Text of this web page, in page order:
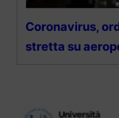
Coronavirus,
stretta su